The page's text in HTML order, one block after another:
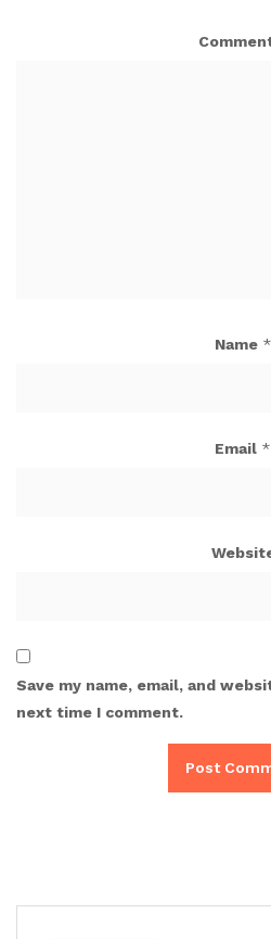
Name *
Email *
Save my name, email, and
next time I comment.